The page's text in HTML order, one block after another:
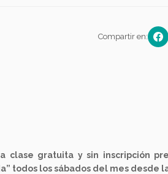
Compartir en:
clase gratuita y sin inscripción
todos los sábados del mes desde